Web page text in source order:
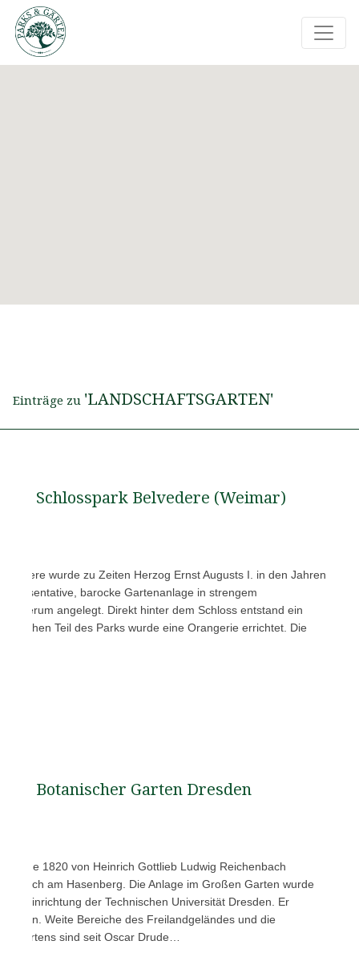
Einträge zu 'LANDSCHAFTSGARTEN'
Schlosspark Belvedere (Weimar)
wurde zu Zeiten Herzog Ernst Augusts I. in den Jahren
barocke Gartenanlage in strengem
herum angelegt. Direkt hinter dem Schloss entstand ein
Teil des Parks wurde eine Orangerie errichtet. Die
Botanischer Garten Dresden
wurde 1820 von Heinrich Gottlieb Ludwig Reichenbach
am Hasenberg. Die Anlage im Großen Garten wurde
Einrichtung der Technischen Universität Dresden. Er
Weite Bereiche des Freilandgeländes und die
Gartens sind seit Oscar Drude…